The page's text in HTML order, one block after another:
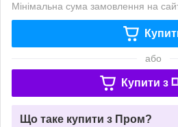
Мінімальна сума замовлення на
або
Купити з
Що таке купити з Пром?